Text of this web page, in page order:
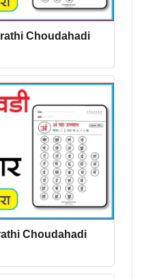
Choudahadi
Choudahadi